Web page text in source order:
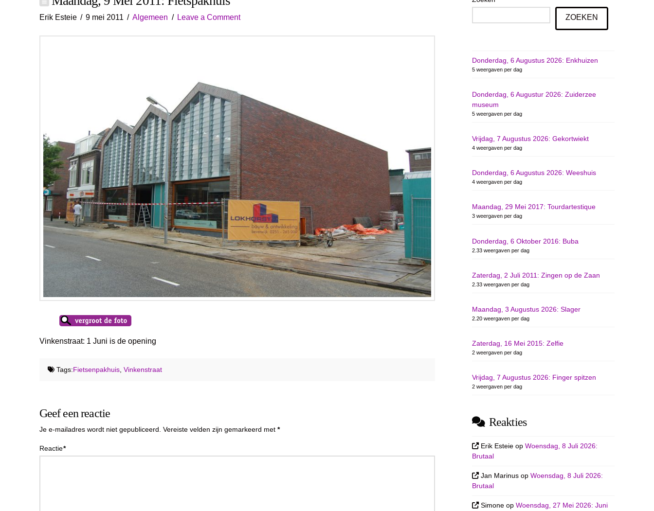
Erik Esteie 9 mei 2011 Algemeen Leave a Comment
Vinkenstraat: 1 Juni is de opening
Tags:Fietsenpakhuis,Vinkenstraat
Geef een reactie
Je e-mailadres wordt niet gepubliceerd. Vereiste velden zijn gemarkeerd met *
Reactie*
ZOEKEN
Donderdag, 6 Augustus 2026: Enkhuizen
5 weergaven per dag
Donderdag, 6 Augustur 2026: Zuiderzee
museum
5 weergaven per dag
Vrijdag, 7 Augustus 2026: Gekortwiekt
4 weergaven per dag
Donderdag, 6 Augustus 2026: Weeshuis
4 weergaven per dag
Maandag, 29 Mei 2017: Tourdartestique
3 weergaven per dag
Donderdag, 6 Oktober 2016: Buba
2.33 weergaven per dag
Zaterdag, 2 Juli 2011: Zingen op de Zaan
2.33 weergaven per dag
Maandag, 3 Augustus 2026: Slager
2.20 weergaven per dag
Zaterdag, 16 Mei 2015: Zelfie
2 weergaven per dag
Vrijdag, 7 Augustus 2026: Finger spitzen
2 weergaven per dag
Reakties
Erik Esteie opWoensdag, 8 Juli 2026:
Brutaal
Jan Marinus opWoensdag, 8 Juli 2026:
Brutaal
Simone opWoensdag, 27 Mei 2026: Juni